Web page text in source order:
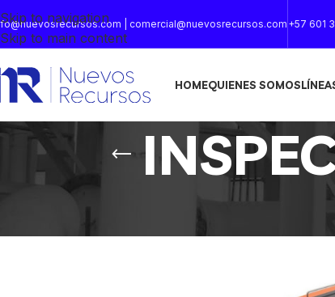
Skip to navigation
Skip to main content
| comercial@nuevosrecursos.com +57 601
HOMEQUIENES SOMOS